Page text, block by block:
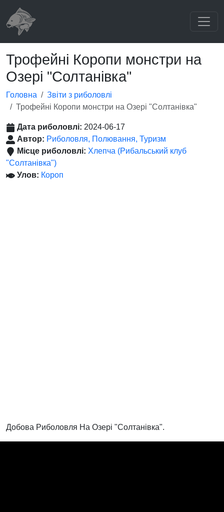
Трофейні Коропи монстри на
Озері "Солтанівка"
Головна
Звіти з риболовлі
Трофейні Коропи монстри на Озері "Солтанівка"
Дата риболовлі: 2024-06-17
Автор: Риболовля, Полювання, Туризм
Місце риболовлі: Хлепча (Рибальський клуб
"Солтанівка")
Улов: Короп
Добова Риболовля На Озері "Солтанівка".